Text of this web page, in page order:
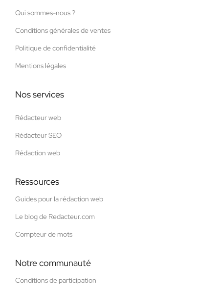
Qui sommes-nous ?
Conditions générales de ventes
Politique de confidentialité
Mentions légales
Nos services
Rédacteur web
Rédacteur SEO
Rédaction web
Ressources
Guides pour la rédaction web
Le blog de Redacteur.com
Compteur de mots
Notre communauté
Conditions de participation